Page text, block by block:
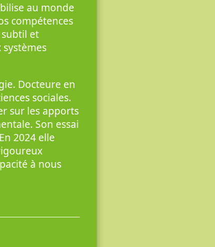
au monde
compétences
et
Docteure en
sociales.
sur les apports
Son essai
2024 elle
à nous